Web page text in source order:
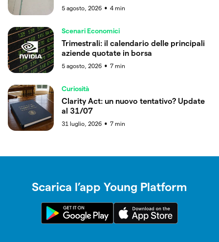
5 agosto, 2026 ● 4 min
Scenari Economici
Trimestrali: il calendario delle principali
aziende quotate in borsa
5 agosto, 2026 ● 7 min
Curiosità
Clarity Act: un nuovo tentativo? Update
al 31/07
31 luglio, 2026 ● 7 min
Scarica l’app Young Platform